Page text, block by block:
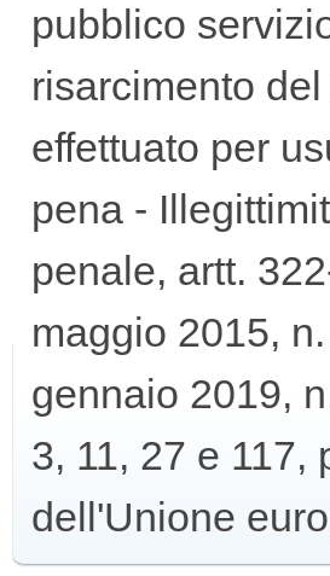
pubblico
risarcimento
effettuato per
pena -
penale, artt.
maggio 2015,
gennaio 2019,
3, 11, 27 e 117,
dell'Unione